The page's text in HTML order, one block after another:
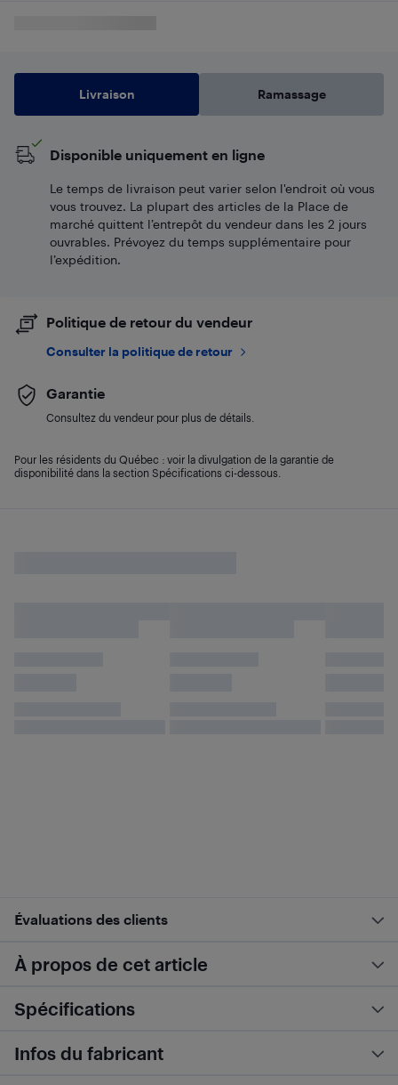
Livraison Ramassage
Disponible uniquement en ligne
Le temps de livraison peut varier selon l'endroit où vous
vous trouvez. La plupart des articles de la Place de
marché quittent l’entrepôt du vendeur dans les 2 jours
ouvrables. Prévoyez du temps supplémentaire pour
l’expédition.
Politique de retour du vendeur
Consulter la politique de retour
Garantie
Consultez du vendeur pour plus de détails.
Pour les résidents du Québec : voir la divulgation de la garantie de
disponibilité dans la section Spécifications ci-dessous.
Évaluations des clients
À propos de cet article
Spécifications
Infos du fabricant